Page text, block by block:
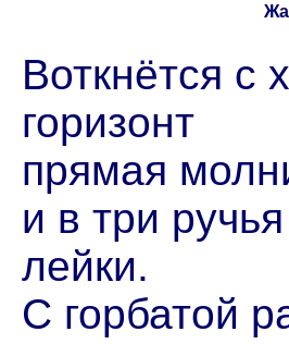
Воткнётся с
горизонт
прямая
и в три
лейки.
С горбатой